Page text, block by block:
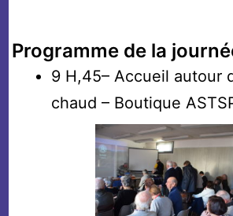
Programme de la
9 H,45– Accueil autour
chaud – Boutique